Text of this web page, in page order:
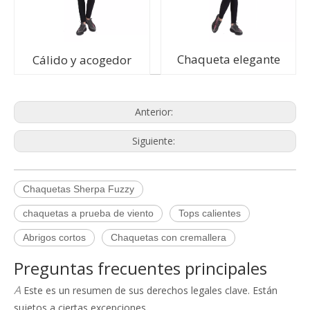
Cálido y acogedor Chaqueta elegante
Anterior:
Siguiente:
Chaquetas Sherpa Fuzzy
chaquetas a prueba de viento Tops calientes
Abrigos cortos Chaquetas con cremallera
Preguntas frecuentes principales
QPolítica de quejas
A
Procedimiento de quejas de Empirelion
acuerdo con nuestra política de devoluciones. Si no está
satisfecho con la respuesta que recibe o con cualquier otra
cosa sobre su experiencia con Empirelion, puede comunicarse
AEste es un resumen de sus derechos legales clave. Están
sujetos a ciertas excepciones.
La Ley de Derechos del Consumidor de 2015 dice que los